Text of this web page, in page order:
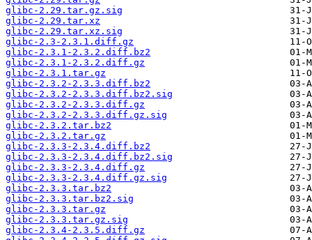
glibc-2.29.tar.gz.sig
glibc-2.29.tar.xz
glibc-2.29.tar.xz.sig
glibc-2.3-2.3.1.diff.gz
glibc-2.3.1-2.3.2.diff.bz2
glibc-2.3.1-2.3.2.diff.gz
glibc-2.3.1.tar.gz
glibc-2.3.2-2.3.3.diff.bz2
glibc-2.3.2-2.3.3.diff.bz2.sig
glibc-2.3.2-2.3.3.diff.gz
glibc-2.3.2-2.3.3.diff.gz.sig
glibc-2.3.2.tar.bz2
glibc-2.3.2.tar.gz
glibc-2.3.3-2.3.4.diff.bz2
glibc-2.3.3-2.3.4.diff.bz2.sig
glibc-2.3.3-2.3.4.diff.gz
glibc-2.3.3-2.3.4.diff.gz.sig
glibc-2.3.3.tar.bz2
glibc-2.3.3.tar.bz2.sig
glibc-2.3.3.tar.gz
glibc-2.3.3.tar.gz.sig
glibc-2.3.4-2.3.5.diff.gz